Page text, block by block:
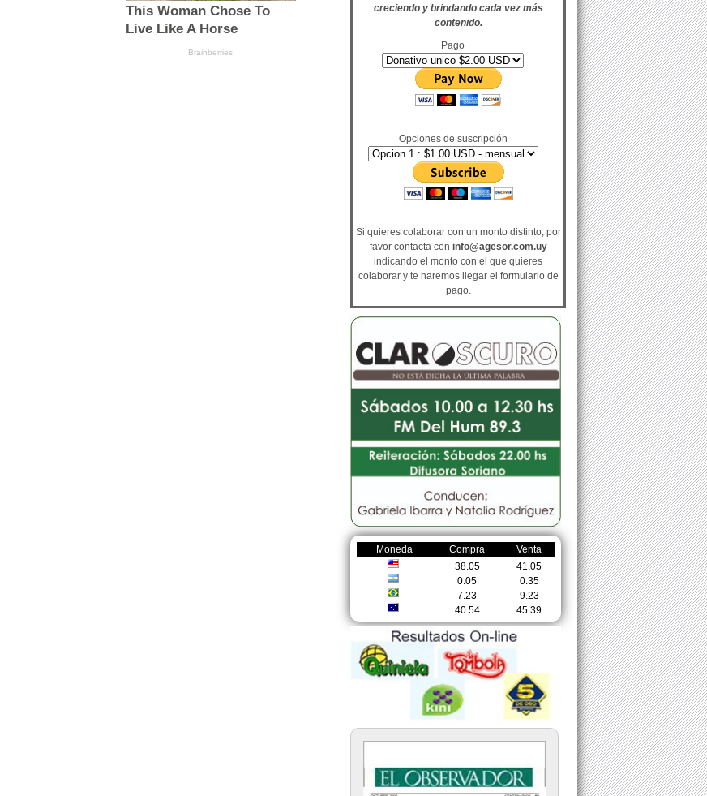
creciendo y brindando cada vez más
contenido.
Pago
Opciones de suscripción
Si quieres colaborar con un monto distinto, por
favor contacta con info@agesor.com.uy
indicando el monto con el que quieres
colaborar y te haremos llegar el formulario de
pago.
Moneda Compra
Venta
38.05
41.05
0.05
0.35
7.23
9.23
40.54
45.39